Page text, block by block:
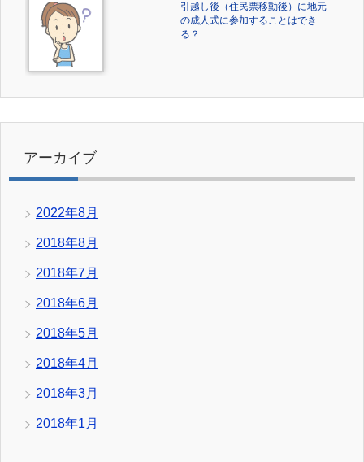
引越し後（住民票移動後）に地元
の成人式に参加することはでき
る？
アーカイブ
2022年8月
2018年8月
2018年7月
2018年6月
2018年5月
2018年4月
2018年3月
2018年1月